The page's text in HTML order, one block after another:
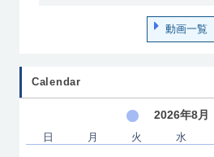
動画一覧
Calendar
2026年8月
日 月 火 水